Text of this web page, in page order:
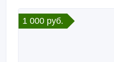
https://signalizacia-spec-mc.
1 000 руб.